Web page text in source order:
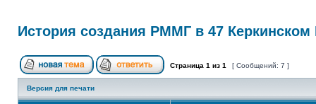
История создания РММГ в 47 Керкинском
Страница 1 из 1 [ Сообщений: 7 ]
Версия для печати